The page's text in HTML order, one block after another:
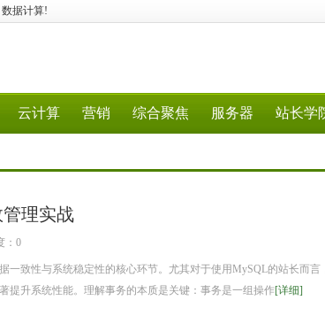
数据计算!
云计算 营销 综合聚焦 服务器 站长学
理实战
：0
致性与系统稳定性的核心环节。尤其对于使用MySQL的站长而言
提升系统性能。理解事务的本质是关键：事务是一组操作[详细]